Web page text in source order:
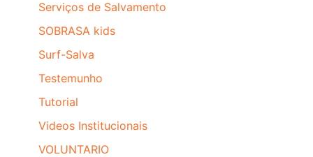
Serviços de Salvamento
SOBRASA kids
Surf-Salva
Testemunho
Tutorial
Videos Institucionais
VOLUNTARIO